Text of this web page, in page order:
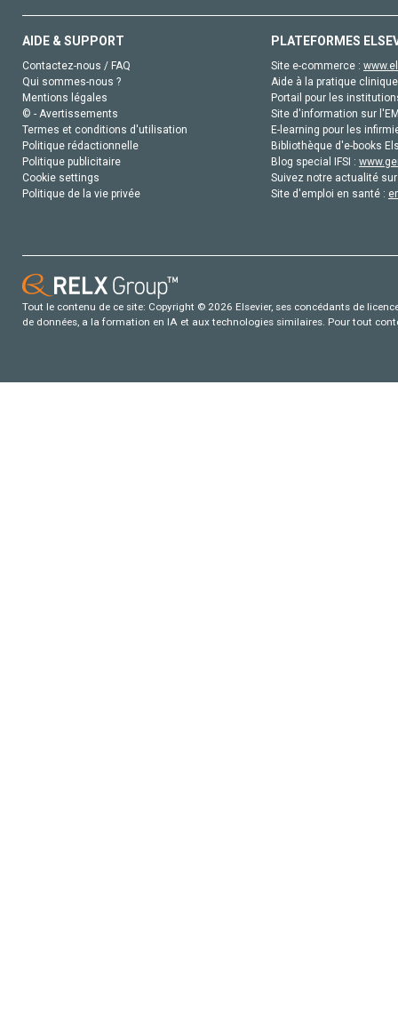
AIDE & SUPPORT
Contactez-nous / FAQ
Qui sommes-nous ?
Mentions légales
© - Avertissements
Termes et conditions d'utilisation
Politique rédactionnelle
Politique publicitaire
Cookie settings
Politique de la vie privée
PLATEFORMES
Site e-commerce :
Aide à la pratique
Portail pour les
Site d'information sur
E-learning pour les
Bibliothèque d'e-books
Blog special IFSI :
Suivez notre actualité
Site d'emploi en santé :
Tout le contenu de ce site: Copyright © 2026 Elsevier, ses concédants de
de données, a la formation en IA et aux technologies similaires. Pour tout